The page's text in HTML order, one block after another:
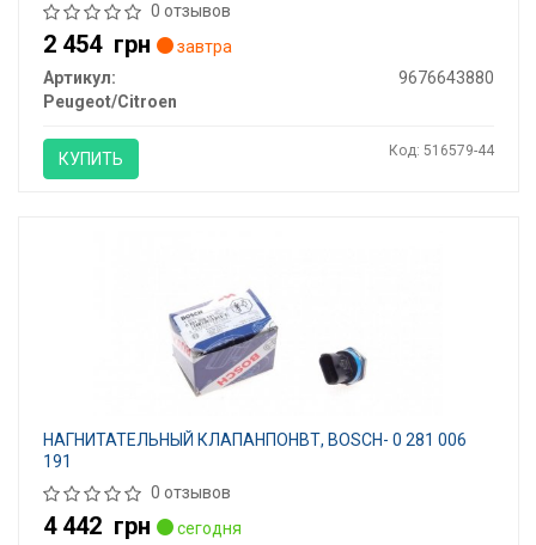
0 отзывов
2 454 грн
завтра
Артикул:
9676643880
Peugeot/Citroen
КУПИТЬ Код: 516579-44
НАГНИТАТЕЛЬНЫЙ КЛАПАНПОНВТ, BOSCH- 0 281 006
191
0 отзывов
4 442 грн
сегодня